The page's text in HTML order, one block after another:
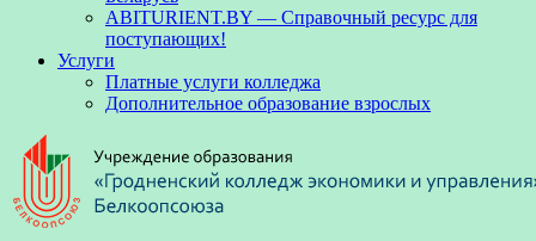
ABITURIENT.BY — Справочный ресурс для
поступающих!
Услуги
Платные услуги колледжа
Дополнительное образование взрослых